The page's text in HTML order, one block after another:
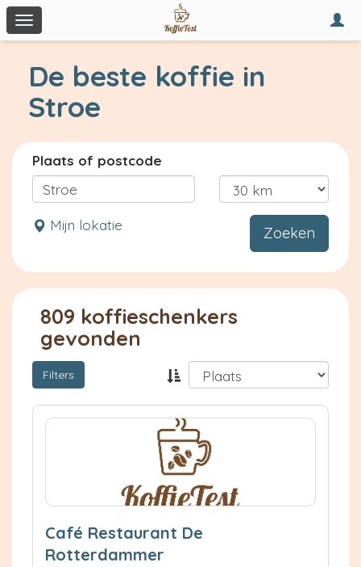
Toggle
navigation
De beste koffie in
Stroe
Plaats of postcode
Mijn lokatie Zoeken
809 koffieschenkers
gevonden
Filters
Café Restaurant De
Rotterdammer